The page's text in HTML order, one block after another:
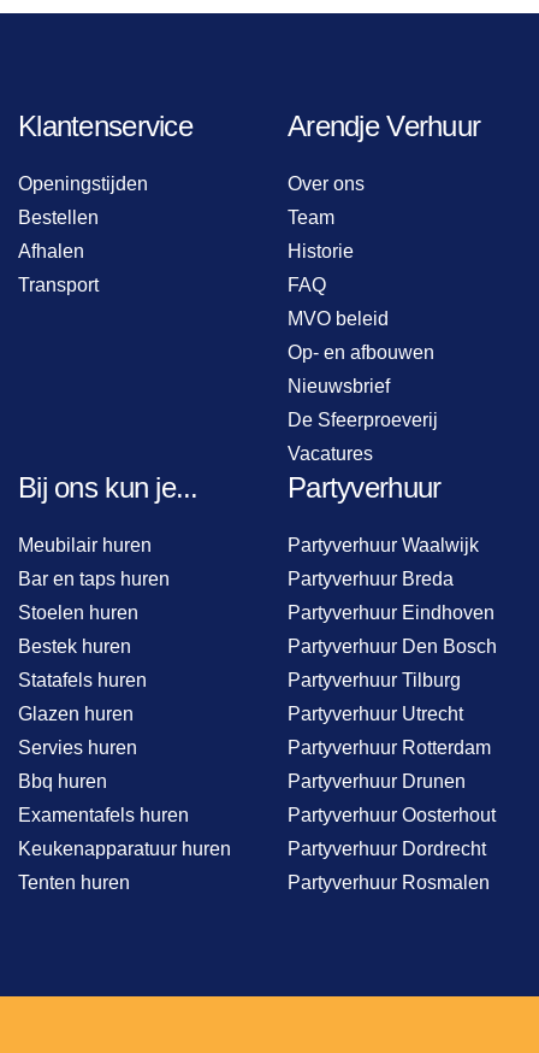
Klantenservice
Openingstijden
Bestellen
Afhalen
Transport
Arendje Verhuur
Over ons
Team
Historie
FAQ
MVO beleid
Op- en afbouwen
Nieuwsbrief
De Sfeerproeverij
Vacatures
Bij ons kun je...
Meubilair huren
Bar en taps huren
Stoelen huren
Bestek huren
Statafels huren
Glazen huren
Servies huren
Bbq huren
Examentafels huren
Keukenapparatuur huren
Tenten huren
Partyverhuur
Partyverhuur Waalwijk
Partyverhuur Breda
Partyverhuur Eindhoven
Partyverhuur Den Bosch
Partyverhuur Tilburg
Partyverhuur Utrecht
Partyverhuur Rotterdam
Partyverhuur Drunen
Partyverhuur Oosterhout
Partyverhuur Dordrecht
Partyverhuur Rosmalen